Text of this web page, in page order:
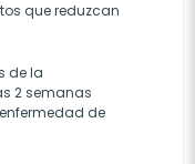
que reduzcan
de la
2 semanas
de